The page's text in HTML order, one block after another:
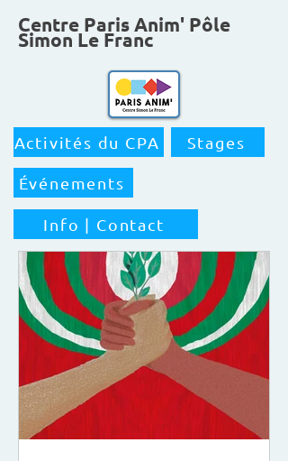
Centre Paris Anim' Pôle
Simon Le Franc
Activités du CPA Stages
Événements
Info | Contact